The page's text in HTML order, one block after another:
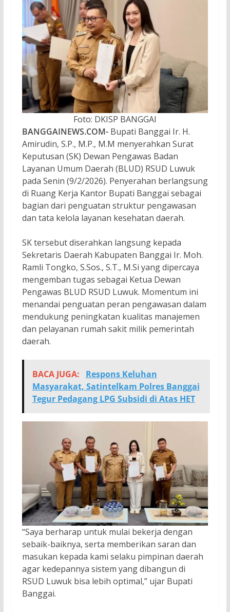
Foto: DKISP BANGGAI
BANGGAINEWS.COM-Bupati Banggai Ir. H.
Amirudin, S.P., M.P., M.M menyerahkan Surat
Keputusan (SK) Dewan Pengawas Badan
Layanan Umum Daerah (BLUD) RSUD Luwuk
pada Senin (9/2/2026). Penyerahan berlangsung
di Ruang Kerja Kantor Bupati Banggai sebagai
bagian dari penguatan struktur pengawasan
dan tata kelola layanan kesehatan daerah.
SK tersebut diserahkan langsung kepada
Sekretaris Daerah Kabupaten Banggai Ir. Moh.
Ramli Tongko, S.Sos., S.T., M.Si yang dipercaya
mengemban tugas sebagai Ketua Dewan
Pengawas BLUD RSUD Luwuk. Momentum ini
menandai penguatan peran pengawasan dalam
mendukung peningkatan kualitas manajemen
dan pelayanan rumah sakit milik pemerintah
daerah.
BACA JUGA:
Respons Keluhan
Masyarakat, Satintelkam Polres Banggai
Tegur Pedagang LPG Subsidi di Atas HET
“Saya berharap untuk mulai bekerja dengan
sebaik-baiknya, serta memberikan saran dan
masukan kepada kami selaku pimpinan daerah
agar kedepannya sistem yang dibangun di
RSUD Luwuk bisa lebih optimal,” ujar Bupati
Banggai.